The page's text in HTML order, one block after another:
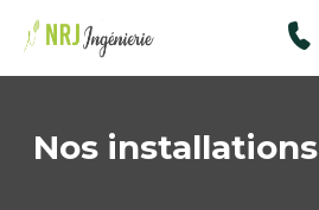
48434515
Nos installations